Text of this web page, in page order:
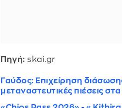
Πηγή: skai.gr
Γαύδος: Επιχείρηση
μεταναστευτικές πιέσεις